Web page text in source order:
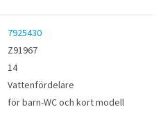
7925430
Z91967
14
Vattenfördelare
för barn-WC och kort modell